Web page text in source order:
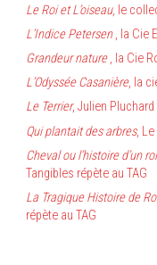
Le Roi et L’oiseau, le
L’Indice Petersen, la Cie
Grandeur nature, la Cie
L’Odyssée Casanière, la
Le Terrier, Julien Pluchard
Qui plantait des arbres, Le
Cheval ou l’histoire d’un
Tangibles répète au TAG
La Tragique Histoire de
répète au TAG